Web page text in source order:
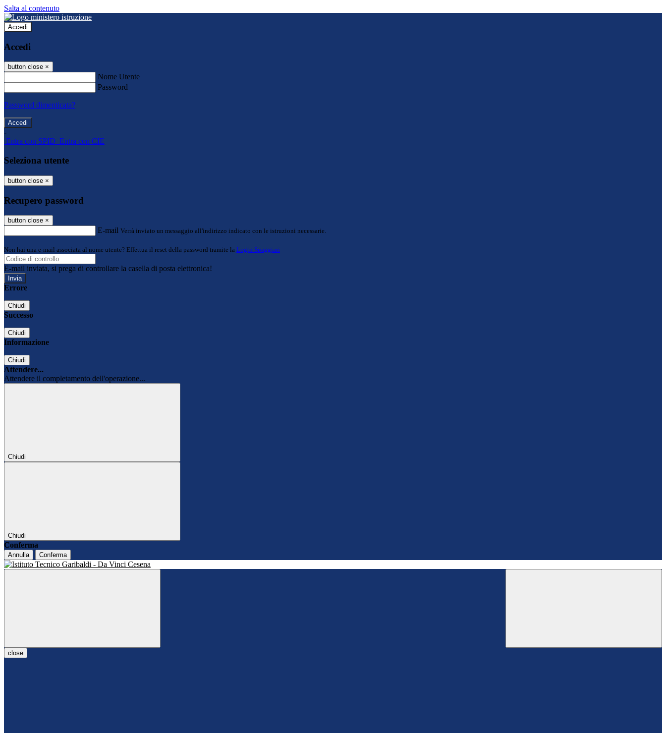
Salta al contenuto
Accedi
Accedi
button close ×
Nome Utente
Password
Password dimenticata?
-
Entra con SPID Entra con CIE
Seleziona utente
button close ×
Recupero password
button close ×
E-mail Verrà inviato un messaggio all'indirizzo indicato con le istruzioni necessarie.
Non hai una e-mail associata al nome utente? Effettua il reset della password tramite la Login Spaggiari
E-mail inviata, si prega di controllare la casella di posta elettronica!
Errore
Chiudi
Successo
Chiudi
Informazione
Chiudi
Attendere...
Attendere il completamento dell'operazione...
Chiudi
Chiudi
Conferma
Annulla Conferma
close